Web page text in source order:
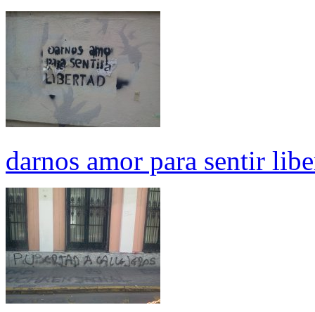
darnos amor para sentir